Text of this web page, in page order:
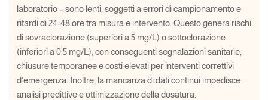
laboratorio – sono lenti, soggetti a errori di campionamento e
ritardi di 24-48 ore tra misura e intervento. Questo genera rischi
di sovraclorazione (superiori a 5 mg/L) o sottoclorazione
(inferiori a 0.5 mg/L), con conseguenti segnalazioni sanitarie,
chiusure temporanee e costi elevati per interventi correttivi
d’emergenza. Inoltre, la mancanza di dati continui impedisce
analisi predittive e ottimizzazione della dosatura.